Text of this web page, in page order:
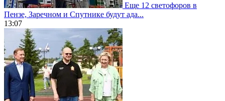
Еще 12 светофоров в
Пензе, Заречном и Спутнике будут ада...
13:07